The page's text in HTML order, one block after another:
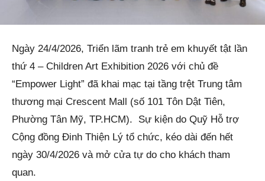
Ngày 24/4/2026, Triển lãm tranh trẻ em khuyết tật lần
thứ 4 – Children Art Exhibition 2026 với chủ đề
“Empower Light” đã khai mạc tại tầng trệt Trung tâm
thương mại Crescent Mall (số 101 Tôn Dật Tiên,
Phường Tân Mỹ, TP.HCM). Sự kiện do Quỹ Hỗ trợ
Cộng đồng Đinh Thiện Lý tổ chức, kéo dài đến hết
ngày 30/4/2026 và mở cửa tự do cho khách tham
quan.